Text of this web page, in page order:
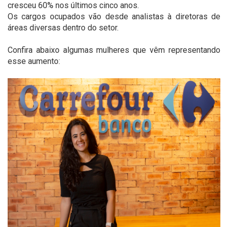
cresceu 60% nos últimos cinco anos.
Os cargos ocupados vão desde analistas à diretoras de
áreas diversas dentro do setor.
Confira abaixo algumas mulheres que vêm representando
esse aumento: